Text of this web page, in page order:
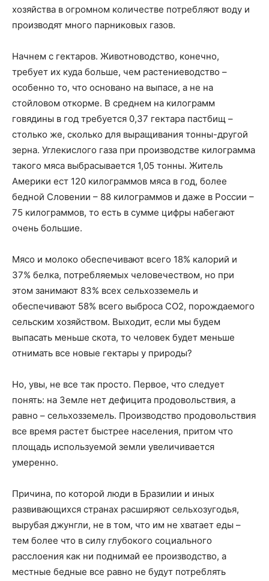
хозяйства в огромном количестве потребляют воду и
производят много парниковых газов.
Начнем с гектаров. Животноводство, конечно,
требует их куда больше, чем растениеводство –
особенно то, что основано на выпасе, а не на
стойловом откорме. В среднем на килограмм
говядины в год требуется 0,37 гектара пастбищ –
столько же, сколько для выращивания тонны-другой
зерна. Углекислого газа при производстве килограмма
такого мяса выбрасывается 1,05 тонны. Житель
Америки ест 120 килограммов мяса в год, более
бедной Словении – 88 килограммов и даже в России –
75 килограммов, то есть в сумме цифры набегают
очень большие.
Мясо и молоко обеспечивают всего 18% калорий и
37% белка, потребляемых человечеством, но при
этом занимают 83% всех сельхозземель и
обеспечивают 58% всего выброса СО2, порождаемого
сельским хозяйством. Выходит, если мы будем
выпасать меньше скота, то человек будет меньше
отнимать все новые гектары у природы?
Но, увы, не все так просто. Первое, что следует
понять: на Земле нет дефицита продовольствия, а
равно – сельхозземель. Производство продовольствия
все время растет быстрее населения, притом что
площадь используемой земли увеличивается
умеренно.
Причина, по которой люди в Бразилии и иных
развивающихся странах расширяют сельхозугодья,
вырубая джунгли, не в том, что им не хватает еды –
тем более что в силу глубокого социального
расслоения как ни поднимай ее производство, а
местные бедные все равно не будут потреблять